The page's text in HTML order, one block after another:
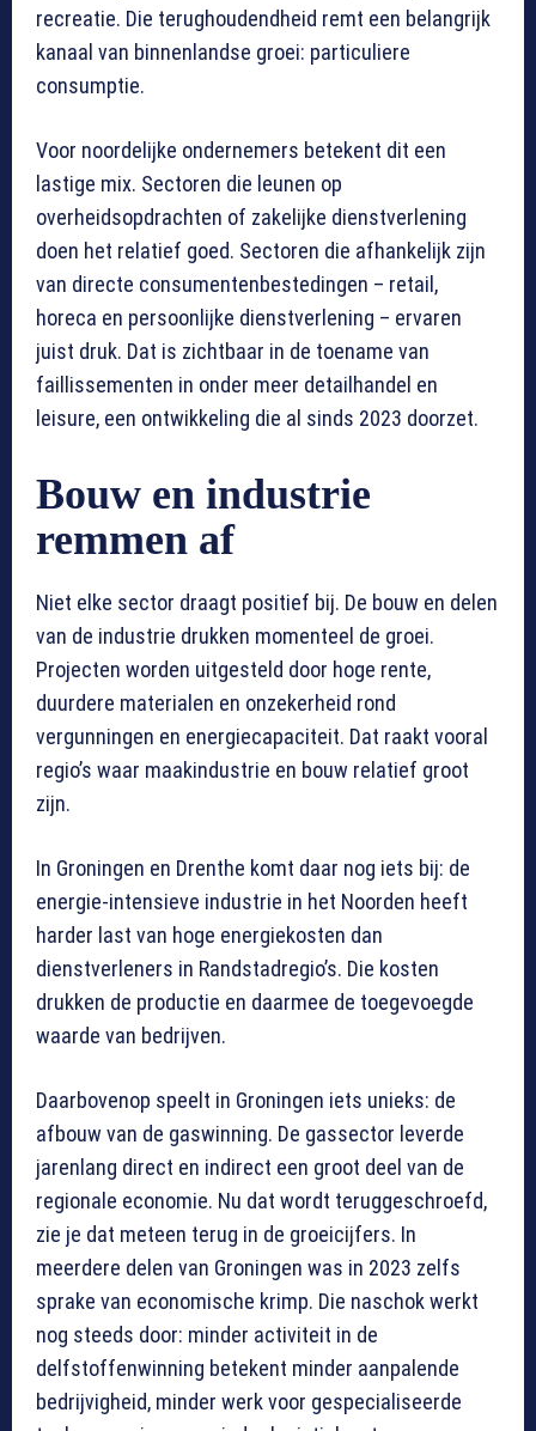
recreatie. Die terughoudendheid remt een belangrijk
kanaal van binnenlandse groei: particuliere
consumptie.
Voor noordelijke ondernemers betekent dit een
lastige mix. Sectoren die leunen op
overheidsopdrachten of zakelijke dienstverlening
doen het relatief goed. Sectoren die afhankelijk zijn
van directe consumentenbestedingen – retail,
horeca en persoonlijke dienstverlening – ervaren
juist druk. Dat is zichtbaar in de toename van
faillissementen in onder meer detailhandel en
leisure, een ontwikkeling die al sinds 2023 doorzet.
Bouw en industrie
remmen af
Niet elke sector draagt positief bij. De bouw en delen
van de industrie drukken momenteel de groei.
Projecten worden uitgesteld door hoge rente,
duurdere materialen en onzekerheid rond
vergunningen en energiecapaciteit. Dat raakt vooral
regio’s waar maakindustrie en bouw relatief groot
zijn.
In Groningen en Drenthe komt daar nog iets bij: de
energie-intensieve industrie in het Noorden heeft
harder last van hoge energiekosten dan
dienstverleners in Randstadregio’s. Die kosten
drukken de productie en daarmee de toegevoegde
waarde van bedrijven.
Daarbovenop speelt in Groningen iets unieks: de
afbouw van de gaswinning. De gassector leverde
jarenlang direct en indirect een groot deel van de
regionale economie. Nu dat wordt teruggeschroefd,
zie je dat meteen terug in de groeicijfers. In
meerdere delen van Groningen was in 2023 zelfs
sprake van economische krimp. Die naschok werkt
nog steeds door: minder activiteit in de
delfstoffenwinning betekent minder aanpalende
bedrijvigheid, minder werk voor gespecialiseerde